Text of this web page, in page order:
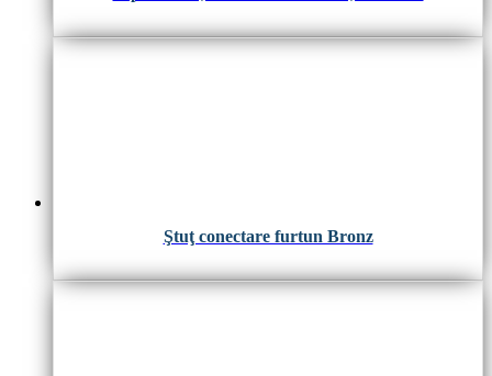
Ştuţ conectare furtun Bronz